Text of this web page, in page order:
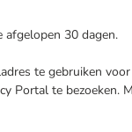
afgelopen 30 dagen.
te gebruiken
Portal te bezoeken.